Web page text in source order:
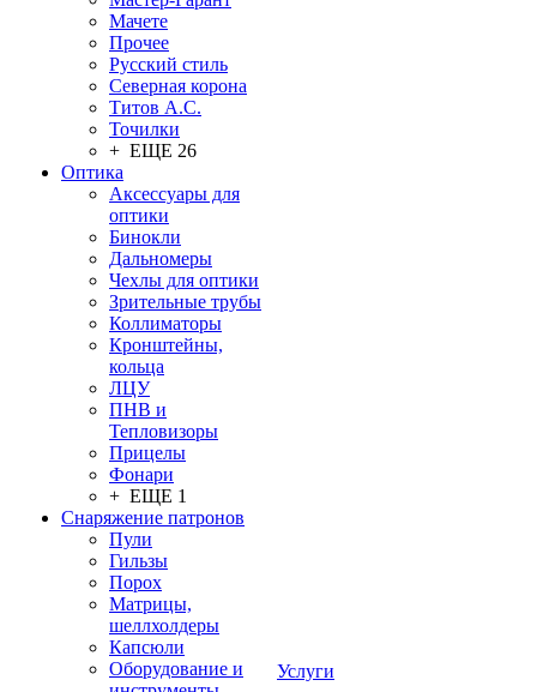
Мачете
Прочее
Русский стиль
Северная корона
Титов А.С.
Точилки
+ ЕЩЕ 26
Оптика
Аксессуары для
оптики
Бинокли
Дальномеры
Чехлы для оптики
Зрительные трубы
Коллиматоры
Кронштейны,
кольца
ЛЦУ
ПНВ и
Тепловизоры
Прицелы
Фонари
+ ЕЩЕ 1
Снаряжение патронов
Пули
Гильзы
Порох
Матрицы,
шеллхолдеры
Капсюли
Оборудование и
Услуги